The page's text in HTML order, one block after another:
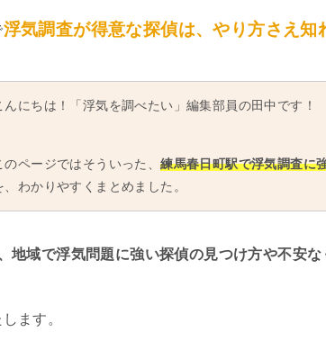
浮気調査が得意な探偵は、やり方さえ知
んにちは！「浮気を調べたい」編集部員の田中です！
のページではそういった、練馬春日町駅で浮気調査に
、わかりやすくまとめました。
地域で浮気問題に強い探偵の見つけ方や不安な
ます。